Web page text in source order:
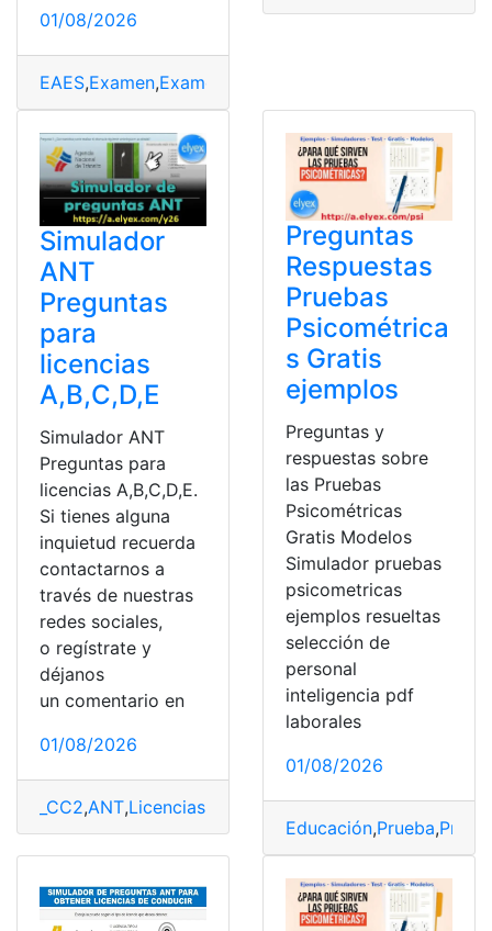
01/08/2026
EAES,Examen,Examen de Acceso
Simulador
ANT
Preguntas
para
licencias
A,B,C,D,E
Simulador ANT
Preguntas para
licencias A,B,C,D,E.
Si tienes alguna
inquietud recuerda
contactarnos a
través de nuestras
redes sociales,
o regístrate y
déjanos
un comentario en
01/08/2026
_CC2,ANT,Licencias Preguntas,Simulador
Preguntas
Respuestas
Pruebas
Psicométrica
s Gratis
ejemplos
Preguntas y
respuestas sobre
las Pruebas
Psicométricas
Gratis Modelos
Simulador pruebas
psicometricas
ejemplos resueltas
selección de
personal
inteligencia pdf
laborales
01/08/2026
Educación,Prueba,